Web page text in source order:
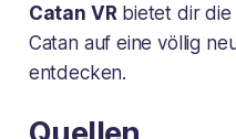
Catan VR bietet dir die
Catan auf eine völlig
entdecken.